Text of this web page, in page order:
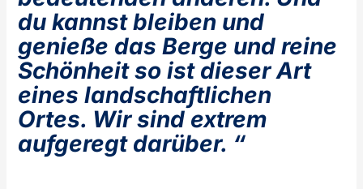
du kannst bleiben und
genieße das Berge und reine
Schönheit so ist dieser Art
eines landschaftlichen
Ortes. Wir sind extrem
aufgeregt darüber. “